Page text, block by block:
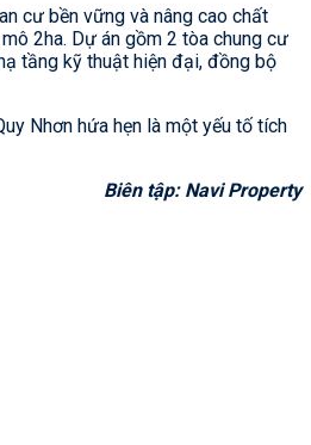
cư bền vững và nâng cao chất
2ha. Dự án gồm 2 tòa chung cư
tầng kỹ thuật hiện đại, đồng bộ
Nhơn hứa hẹn là một yếu tố tích
Biên tập: Navi Property